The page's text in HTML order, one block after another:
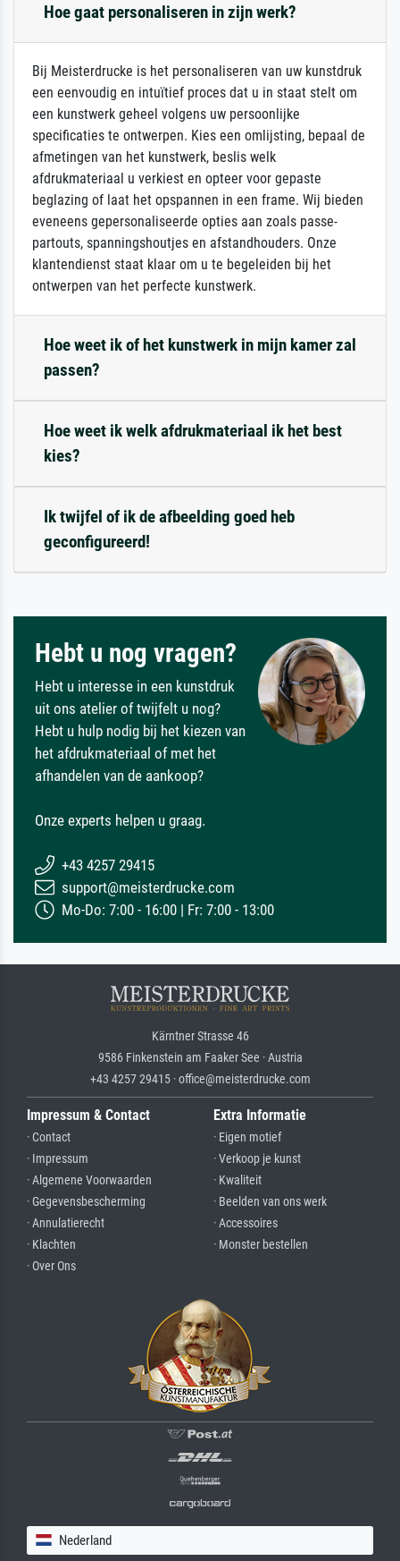
Hoe gaat personaliseren in zijn werk?
Bij Meisterdrucke is het personaliseren van uw kunstdruk
een eenvoudig en intuïtief proces dat u in staat stelt om
een kunstwerk geheel volgens uw persoonlijke
specificaties te ontwerpen. Kies een omlijsting, bepaal de
afmetingen van het kunstwerk, beslis welk
afdrukmateriaal u verkiest en opteer voor gepaste
beglazing of laat het opspannen in een frame. Wij bieden
eveneens gepersonaliseerde opties aan zoals passe-
partouts, spanningshoutjes en afstandhouders. Onze
klantendienst staat klaar om u te begeleiden bij het
ontwerpen van het perfecte kunstwerk.
Hoe weet ik of het kunstwerk in mijn kamer zal
passen?
Hoe weet ik welk afdrukmateriaal ik het best
kies?
Ik twijfel of ik de afbeelding goed heb
geconfigureerd!
Hebt u nog vragen?
Hebt u interesse in een kunstdruk
uit ons atelier of twijfelt u nog?
Hebt u hulp nodig bij het kiezen van
het afdrukmateriaal of met het
afhandelen van de aankoop?
Onze experts helpen u graag.
+43 4257 29415
support@meisterdrucke.com
Mo-Do: 7:00 - 16:00 | Fr: 7:00 - 13:00
Kärntner Strasse 46
9586 Finkenstein am Faaker See · Austria
+43 4257 29415 · office@meisterdrucke.com
Impressum & Contact
· Contact
· Impressum
· Algemene Voorwaarden
· Gegevensbescherming
· Annulatierecht
· Klachten
· Over Ons
Extra Informatie
· Eigen motief
· Verkoop je kunst
· Kwaliteit
· Beelden van ons werk
· Accessoires
· Monster bestellen
Nederland